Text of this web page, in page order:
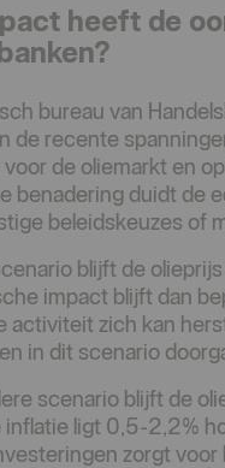
heeft de
bureau van
de recente
voor de oliemarkt en
benadering duidt de
beleidskeuzes of
blijft de
impact blijft dan
activiteit zich kan
in dit scenario
scenario blijft de
inflatie ligt 0,5-2,2%
zorgt